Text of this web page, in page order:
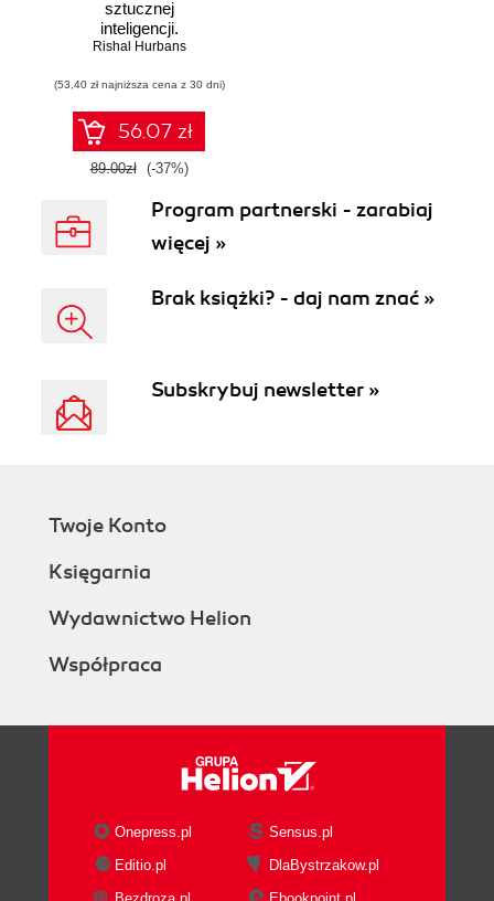
sztucznej
inteligencji.
Ilustrowany
Rishal Hurbans
(53,40 zł najniższa cena z 30 dni)
56.07 zł
89.00zł (-37%)
Program partnerski - zarabiaj
więcej »
Brak książki? - daj nam znać »
Subskrybuj newsletter »
Twoje Konto
Księgarnia
Wydawnictwo Helion
Współpraca
Onepress.pl
Sensus.pl
Editio.pl
DlaBystrzakow.pl